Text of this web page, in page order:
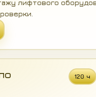
лифтового
120 ч